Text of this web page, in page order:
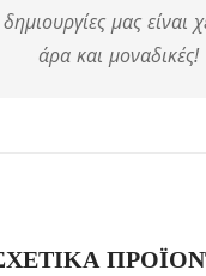
μας είναι
άρα και μοναδικές!